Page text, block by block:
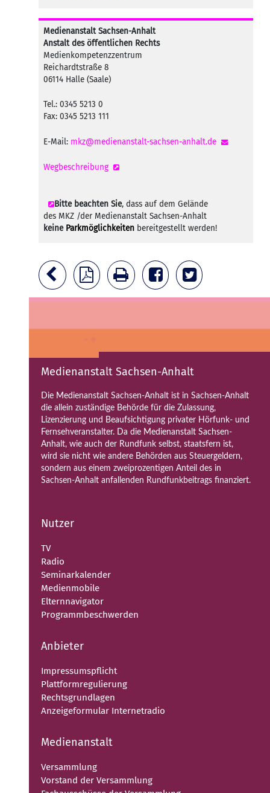
Medienanstalt Sachsen-Anhalt
Anstalt des öffentlichen Rechts
Medienkompetenzzentrum
Reichardtstraße 8
06114 Halle (Saale)
Tel.: 0345 5213 0
Fax: 0345 5213 111
E-Mail: mkz@medienanstalt-sachsen-anhalt.de
Wegbeschreibung
Bitte beachten Sie, dass auf dem Gelände
des MKZ /der Medienanstalt Sachsen-Anhalt
keine Parkmöglichkeiten bereitgestellt werden!
Medienanstalt Sachsen-Anhalt
Die Medienanstalt Sachsen-Anhalt ist in Sachsen-Anhalt
die allein zuständige Behörde für die Zulassung,
Lizenzierung und Beaufsichtigung privater Hörfunk- und
Fernsehveranstalter. Da die Medienanstalt Sachsen-
Anhalt, wie auch der Rundfunk selbst, staatsfern ist,
wird sie nicht wie andere Behörden aus Steuergeldern,
sondern aus einem zweiprozentigen Anteil des in
Sachsen-Anhalt anfallenden Rundfunkbeitrags finanziert.
Nutzer
TV
Radio
Seminarkalender
Medienmobile
Elternnavigator
Programmbeschwerden
Anbieter
Impressumspflicht
Plattformregulierung
Rechtsgrundlagen
Anzeigeformular Internetradio
Medienanstalt
Versammlung
Vorstand der Versammlung